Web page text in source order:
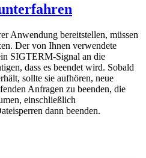
Anwendung bereitstellen, müssen
Der von Ihnen verwendete
SIGTERM-Signal an die
dass es beendet wird. Sobald
sollte sie aufhören, neue
Anfragen zu beenden, die
einschließlich
dann beenden.